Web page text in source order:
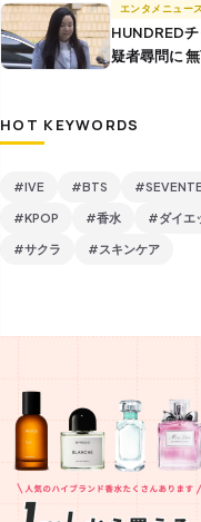
エンタメニュー
HUNDRED
疑者尋問に
HOT KEYWORDS
#IVE #BTS
#KPOP #香水 #ダイエ
#サクラ #スキンケア